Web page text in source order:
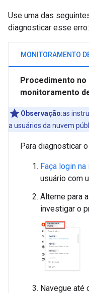
Use uma das
diagnosticar esse erro:
Procedimento no
monitoramento
Observação:as
a usuários da nuvem
Para diagnosticar
Faça login
usuário com
Alterne para
investigar o
Navegue até